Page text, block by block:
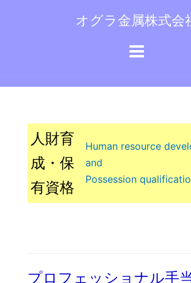
へ
オグラ金属株式会
人財育
成・保
有資格
Human resource
and
Possession
プロフェッショナル手